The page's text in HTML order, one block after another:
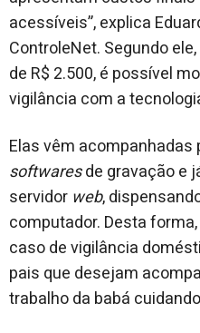
acessíveis”, explica
ControleNet. Segundo
de R$ 2.500, é possível
vigilância com a
Elas vêm acompanhadas
softwaresde gravação e
servidor web,
computador. Desta
caso de vigilância
pais que desejam
trabalho da babá